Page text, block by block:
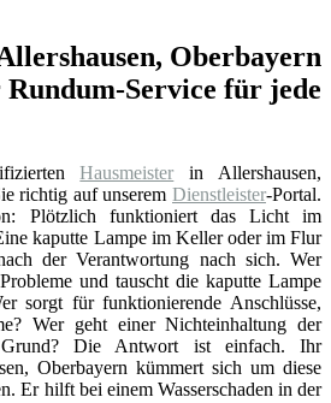
Oberbayern
Rundum-Service für jede
Hausmeister in Allershausen,
richtig auf unserem Dienstleister-Portal.
Plötzlich funktioniert das Licht im
kaputte Lampe im Keller oder im Flur
der Verantwortung nach sich. Wer
und tauscht die kaputte Lampe
sorgt für funktionierende Anschlüsse,
Wer geht einer Nichteinhaltung der
Die Antwort ist einfach. Ihr
Oberbayern kümmert sich um diese
Er hilft bei einem Wasserschaden in der